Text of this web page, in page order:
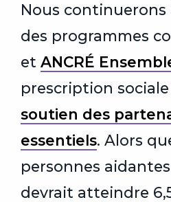
Nous
des programmes
et ANCRÉ
prescription
soutien des
essentiels. Alors
personnes
devrait atteindre